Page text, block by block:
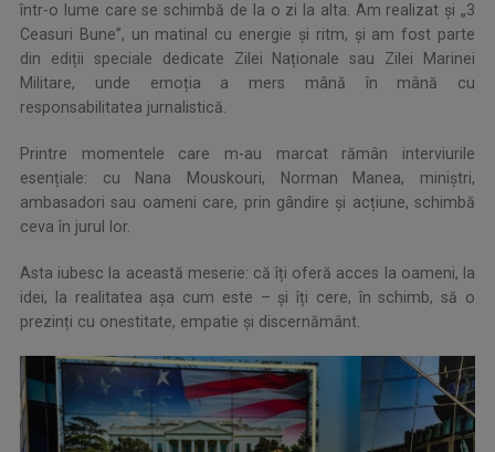
într-o lume care se schimbă de la o zi la alta. Am realizat și „3
Ceasuri Bune”, un matinal cu energie și ritm, și am fost parte
din ediții speciale dedicate Zilei Naționale sau Zilei Marinei
Militare, unde emoția a mers mână în mână cu
responsabilitatea jurnalistică.
Printre momentele care m-au marcat rămân interviurile
esențiale: cu Nana Mouskouri, Norman Manea, miniștri,
ambasadori sau oameni care, prin gândire și acțiune, schimbă
ceva în jurul lor.
Asta iubesc la această meserie: că îți oferă acces la oameni, la
idei, la realitatea așa cum este – și îți cere, în schimb, să o
prezinți cu onestitate, empatie și discernământ.